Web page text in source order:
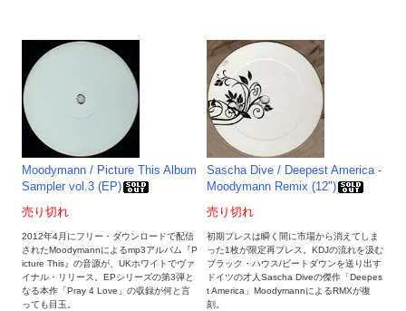
Moodymann / Picture This Album
Sampler vol.3 (EP)
売り切れ
2012年4月にフリー・ダウンロードで配信
されたMoodymannによるmp3アルバム『P
icture This』の音源が、UKホワイトでヴァ
イナル・リリース。EPシリーズの第3弾と
なる本作「Pray 4 Love」の収録が何と言
っても目玉。
Sascha Dive / Deepest America -
Moodymann Remix (12")
売り切れ
初期プレスは瞬く間に市場から消えてしま
った1枚が限定再プレス。KDJの流れを汲む
ブラック・ハウス/ビートダウンを送り出す
ドイツの才人Sascha Diveの傑作「Deepes
t America」MoodymannによるRMXが復
刻。